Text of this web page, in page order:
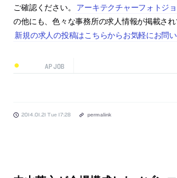
ご確認ください。 アーキテクチャーフォトジ
の他にも、色々な事務所の求人情報が掲載され
新規の求人の投稿はこちらからお気軽にお問
AP JOB
2014.01.21 Tue 17:28 permalink